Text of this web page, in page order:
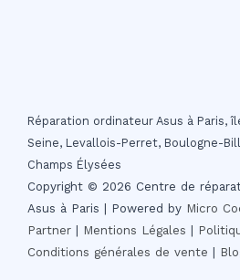
Réparation ordinateur Asus à Paris,
Seine, Levallois-Perret, Boulogne-
Champs Élysées
Copyright © 2026 Centre de
Asus à Paris | Powered by Micro
Partner | Mentions Légales |
Conditions générales de vente |